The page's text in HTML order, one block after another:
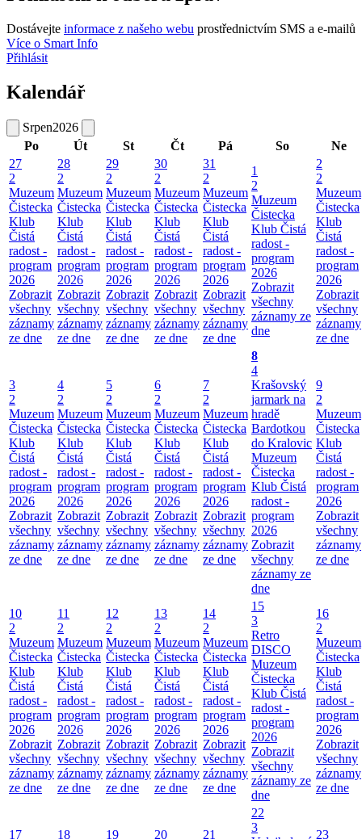
Dostávejte informace z našeho webu prostřednictvím SMS a e-mailů
Více o Smart Info
Přihlásit
Kalendář
Srpen2026
Po
Út St Čt Pá So
Ne
27
2
Muzeum
Čistecka
Klub
Čistá
radost -
program
2026
Zobrazit
všechny
záznamy
ze dne
28
2
Muzeum
Čistecka
Klub
Čistá
radost -
program
2026
Zobrazit
všechny
záznamy
ze dne
29
2
Muzeum
Čistecka
Klub
Čistá
radost -
program
2026
Zobrazit
všechny
záznamy
ze dne
30
2
Muzeum
Čistecka
Klub
Čistá
radost -
program
2026
Zobrazit
všechny
záznamy
ze dne
31
2
Muzeum
Čistecka
Klub
Čistá
radost -
program
2026
Zobrazit
všechny
záznamy
ze dne
1
2
Muzeum
Čistecka
Klub Čistá
radost -
program
2026
Zobrazit
všechny
záznamy ze
dne
2
2
Muzeum
Čistecka
Klub
Čistá
radost -
program
2026
Zobrazit
všechny
záznamy
ze dne
3
2
Muzeum
Čistecka
Klub
Čistá
radost -
program
2026
Zobrazit
všechny
záznamy
ze dne
4
2
Muzeum
Čistecka
Klub
Čistá
radost -
program
2026
Zobrazit
všechny
záznamy
ze dne
5
2
Muzeum
Čistecka
Klub
Čistá
radost -
program
2026
Zobrazit
všechny
záznamy
ze dne
6
2
Muzeum
Čistecka
Klub
Čistá
radost -
program
2026
Zobrazit
všechny
záznamy
ze dne
7
2
Muzeum
Čistecka
Klub
Čistá
radost -
program
2026
Zobrazit
všechny
záznamy
ze dne
8
4
Krašovský
jarmark na
hradě
Bardotkou
do Kralovic
Muzeum
Čistecka
Klub Čistá
radost -
program
2026
Zobrazit
všechny
záznamy ze
dne
9
2
Muzeum
Čistecka
Klub
Čistá
radost -
program
2026
Zobrazit
všechny
záznamy
ze dne
10
2
Muzeum
Čistecka
Klub
Čistá
radost -
program
2026
Zobrazit
všechny
záznamy
ze dne
11
2
Muzeum
Čistecka
Klub
Čistá
radost -
program
2026
Zobrazit
všechny
záznamy
ze dne
12
2
Muzeum
Čistecka
Klub
Čistá
radost -
program
2026
Zobrazit
všechny
záznamy
ze dne
13
2
Muzeum
Čistecka
Klub
Čistá
radost -
program
2026
Zobrazit
všechny
záznamy
ze dne
14
2
Muzeum
Čistecka
Klub
Čistá
radost -
program
2026
Zobrazit
všechny
záznamy
ze dne
15
3
Retro
DISCO
Muzeum
Čistecka
Klub Čistá
radost -
program
2026
Zobrazit
všechny
záznamy ze
dne
16
2
Muzeum
Čistecka
Klub
Čistá
radost -
program
2026
Zobrazit
všechny
záznamy
ze dne
17
18
19
20
21
22
3
23